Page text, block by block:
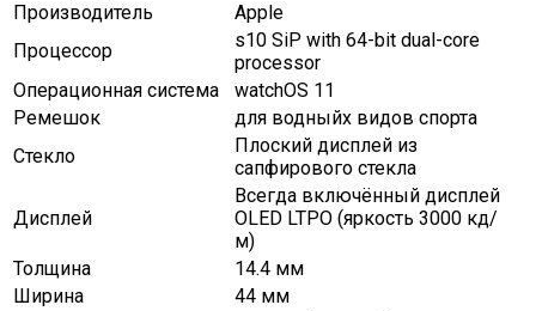
Производитель
Apple
Процессор
s10 SiP with 64-bit dual-core
processor
Операционная система
watchOS 11
Ремешок
для водныйх видов спорта
Стекло
Плоский дисплей из
сапфирового стекла
Дисплей
Всегда включённый дисплей
OLED LTPO (яркость 3000 кд/
м)
Толщина
14.4 мм
Ширина
44 мм